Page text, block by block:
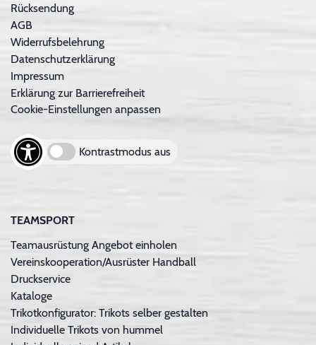
Rücksendung
AGB
Widerrufsbelehrung
Datenschutzerklärung
Impressum
Erklärung zur Barrierefreiheit
Cookie-Einstellungen anpassen
Kontrastmodus aus
TEAMSPORT
Teamausrüstung Angebot einholen
Vereinskooperation/Ausrüster Handball
Druckservice
Kataloge
Trikotkonfigurator: Trikots selber gestalten
Individuelle Trikots von hummel